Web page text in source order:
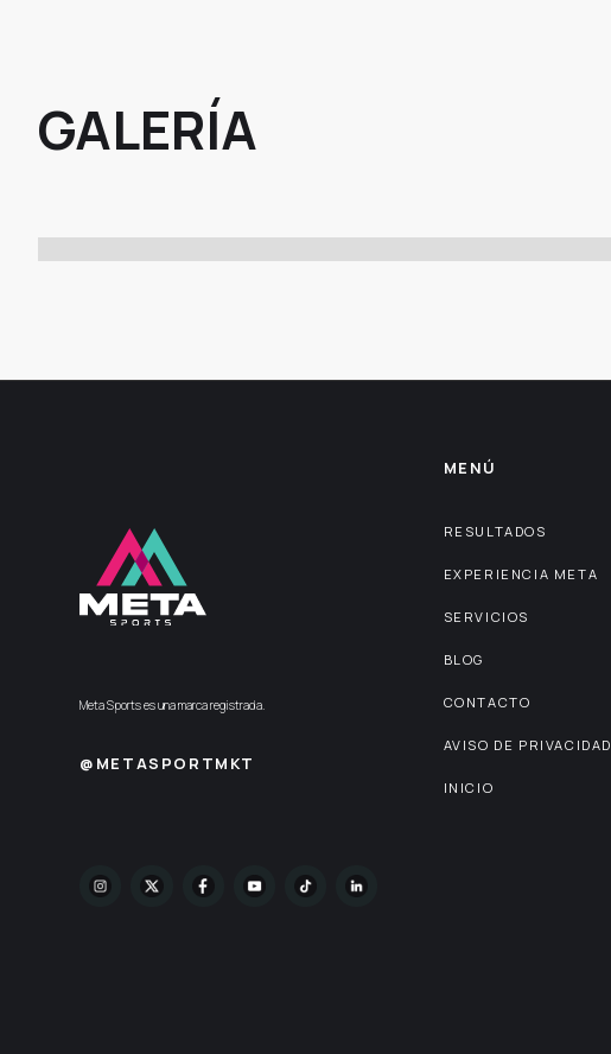
GALERÍA
Meta Sports es una marca registrada.
@METASPORTMKT
MENÚ
RESULTADOS
EXPERIENCIA META
SERVICIOS
BLOG
CONTACTO
AVISO DE PRIVACIDAD
INICIO